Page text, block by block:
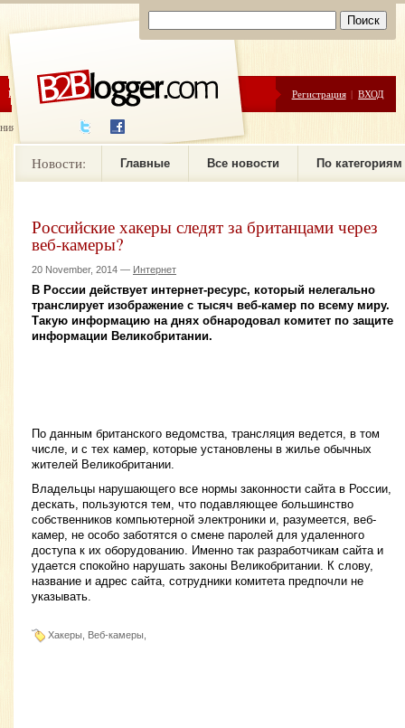
ЦЕНЫ ПОМОЩЬ Регистрация | ВХОД
новостей
Новости: Главные Все новости По категориям
Российские хакеры следят за британцами через
веб-камеры?
20 November, 2014 — Интернет
В России действует интернет-ресурс, который нелегально
транслирует изображение с тысяч веб-камер по всему миру.
Такую информацию на днях обнародовал комитет по защите
информации Великобритании.
По данным британского ведомства, трансляция ведется, в том
числе, и с тех камер, которые установлены в жилье обычных
жителей Великобритании.
Владельцы нарушающего все нормы законности сайта в России,
дескать, пользуются тем, что подавляющее большинство
собственников компьютерной электроники и, разумеется, веб-
камер, не особо заботятся о смене паролей для удаленного
доступа к их оборудованию. Именно так разработчикам сайта и
удается спокойно нарушать законы Великобритании. К слову,
название и адрес сайта, сотрудники комитета предпочли не
указывать.
Хакеры, Веб-камеры,